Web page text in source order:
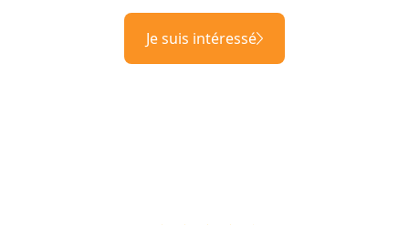
Je suis intéressé